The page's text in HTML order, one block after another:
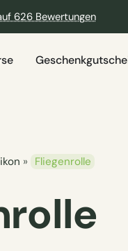
verfügbar
» Fliegenrolle